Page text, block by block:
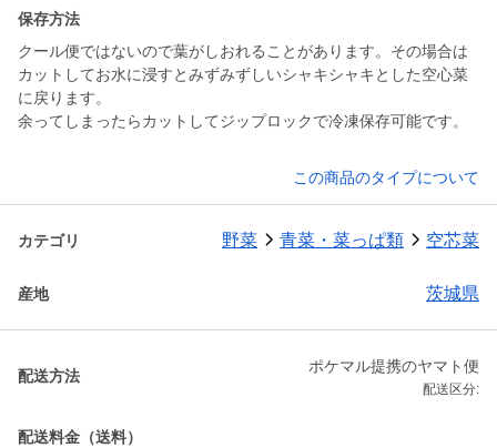
保存方法
クール便ではないので葉がしおれることがあります。その場合は
カットしてお水に浸すとみずみずしいシャキシャキとした空心菜
に戻ります。
余ってしまったらカットしてジップロックで冷凍保存可能です。
この商品のタイプについて
カテゴリ 野菜 青菜・菜っぱ類 空芯菜
産地 茨城県
配送方法
ポケマル提携のヤマト便
配送区分:
配送料金（送料）